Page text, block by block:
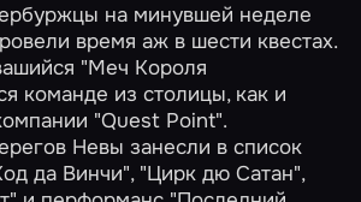
на минувшей неделе
время аж в шести квестах.
"Меч Короля
команде из столицы, как и
"Quest Point".
Невы занесли в список
да Винчи", "Цирк дю Сатан",